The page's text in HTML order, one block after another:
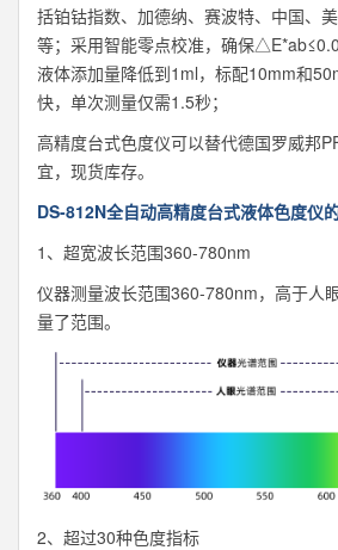
括铂钴指数、加德纳、赛波特、中国、
等；采用智能零点校准，确保
液体添加量降低到1ml，标配10mm和
快，单次测量仅需1.5秒；
高精度台式色度仪可以替代德国罗威邦
宜，现货库存。
DS-812N全自动高精度台式液体色度仪的
1、超宽波长范围360-780nm
仪器测量波长范围360-780nm，高于人
量了范围。
2、超过30种色度指标